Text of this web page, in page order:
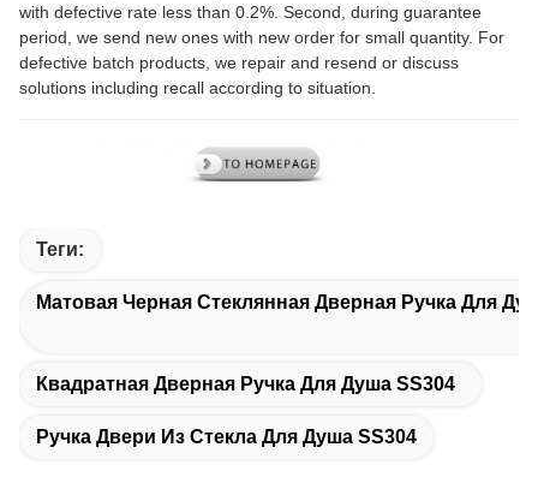
with defective rate less than 0.2%. Second, during guarantee
period, we send new ones with new order for small quantity. For
defective batch products, we repair and resend or discuss
solutions including recall according to situation.
Теги:
Матовая Черная Стеклянная Дверная Ручка Для
Квадратная Дверная Ручка Для Душа SS304
Ручка Двери Из Стекла Для Душа SS304